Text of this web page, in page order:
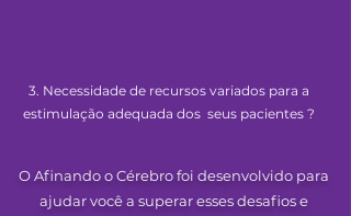
3. Necessidade de recursos variados para a
estimulação adequada dos seus pacientes ?
O Afinando o Cérebro foi desenvolvido para
ajudar você a superar esses desafios e